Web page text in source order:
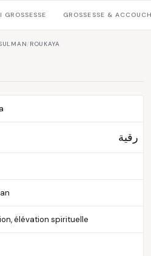
GROSSESSE GROSSESSE &
/ ROUKAYA
رقية
élévation spirituelle